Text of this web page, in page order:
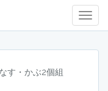
す・かぶ2個組